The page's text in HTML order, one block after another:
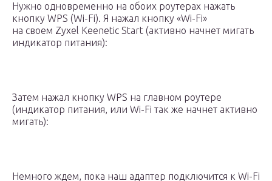
Нужно одновременно на обоих роутерах нажать
кнопку WPS (Wi-Fi). Я нажал кнопку «Wi-Fi»
на своем Zyxel Keenetic Start (активно начнет мигать
индикатор питания):
Затем нажал кнопку WPS на главном роутере
(индикатор питания, или Wi-Fi так же начнет активно
мигать):
Немного ждем, пока наш адаптер подключится к Wi-Fi